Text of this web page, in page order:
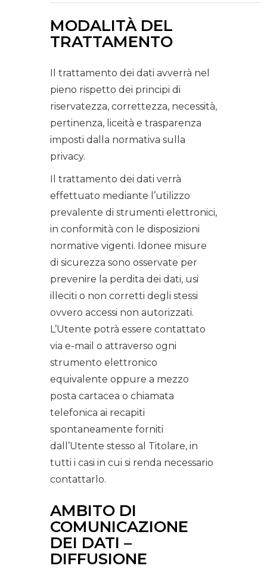
MODALITÀ DEL
TRATTAMENTO
Il trattamento dei dati avverrà nel
pieno rispetto dei principi di
riservatezza, correttezza, necessità,
pertinenza, liceità e trasparenza
imposti dalla normativa sulla
privacy.
Il trattamento dei dati verrà
effettuato mediante l’utilizzo
prevalente di strumenti elettronici,
in conformità con le disposizioni
normative vigenti. Idonee misure
di sicurezza sono osservate per
prevenire la perdita dei dati, usi
illeciti o non corretti degli stessi
ovvero accessi non autorizzati.
L’Utente potrà essere contattato
via e-mail o attraverso ogni
strumento elettronico
equivalente oppure a mezzo
posta cartacea o chiamata
telefonica ai recapiti
spontaneamente forniti
dall’Utente stesso al Titolare, in
tutti i casi in cui si renda necessario
contattarlo.
AMBITO DI
COMUNICAZIONE
DEI DATI –
DIFFUSIONE